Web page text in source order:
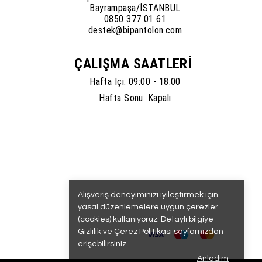
Alışveriş deneyiminizi iyileştirmek için
yasal düzenlemelere uygun çerezler
(cookies) kullanıyoruz. Detaylı bilgiye
Gizlilik ve Çerez Politikası sayfamızdan
erişebilirsiniz.
Anladım
Bayrampaşa/İSTANBUL
0850 377 01 61
destek@bipantolon.com
ÇALIŞMA SAATLERİ
Hafta İçi: 09:00 - 18:00
Hafta Sonu: Kapalı